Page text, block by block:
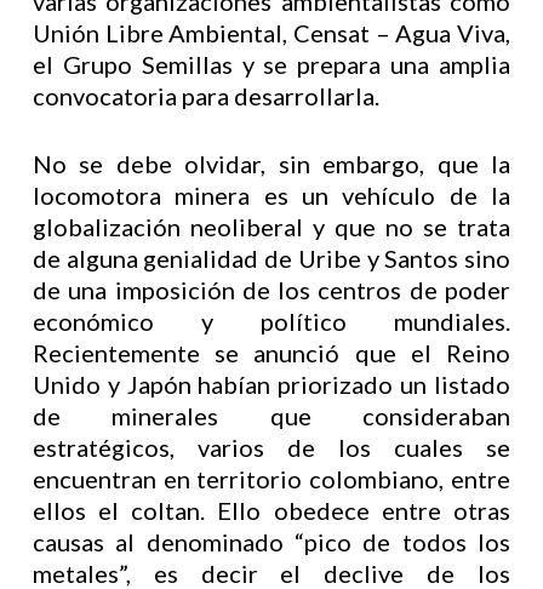
Unión Libre Ambiental, Censat – Agua Viva,
el Grupo Semillas y se prepara una amplia
convocatoria para desarrollarla.
No se debe olvidar, sin embargo, que la
locomotora minera es un vehículo de la
globalización neoliberal y que no se trata
de alguna genialidad de Uribe y Santos sino
de una imposición de los centros de poder
económico y político mundiales.
Recientemente se anunció que el Reino
Unido y Japón habían priorizado un listado
de minerales que consideraban
estratégicos, varios de los cuales se
encuentran en territorio colombiano, entre
ellos el coltan. Ello obedece entre otras
causas al denominado “pico de todos los
metales”, es decir el declive de los